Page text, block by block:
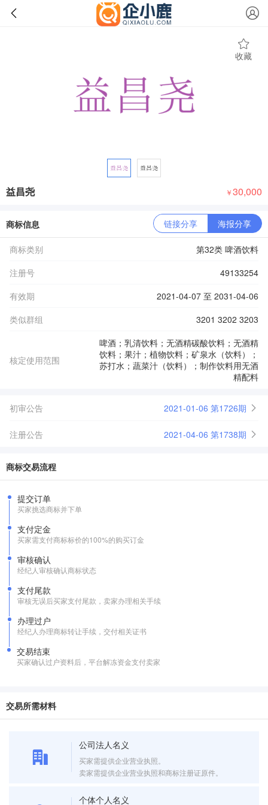
收藏
益昌尧 ￥30,000
商标信息 链接分享 海报分享
商标类别
第32类 啤酒饮料
注册号
49133254
有效期
2021-04-07 至 2031-04-06
类似群组
3201 3202 3203
核定使用范围
啤酒；乳清饮料；无酒精碳酸饮料；无酒精
饮料；果汁；植物饮料；矿泉水（饮料）；
苏打水；蔬菜汁（饮料）；制作饮料用无酒
精配料
初审公告 2021-01-06 第1726期
注册公告 2021-04-06 第1738期
商标交易流程
提交订单
买家挑选商标并下单
支付定金
买家需支付商标标价的100%的购买订金
审核确认
经纪人审核确认商标状态
支付尾款
审核无误后买家支付尾款，卖家办理相关手续
办理过户
经纪人办理商标转让手续，交付相关证书
交易结束
买家确认过户资料后，平台解冻资金支付卖家
交易所需材料
公司法人名义
买家需提供企业营业执照。
卖家需提供企业营业执照和商标注册证原件。
个体个人名义